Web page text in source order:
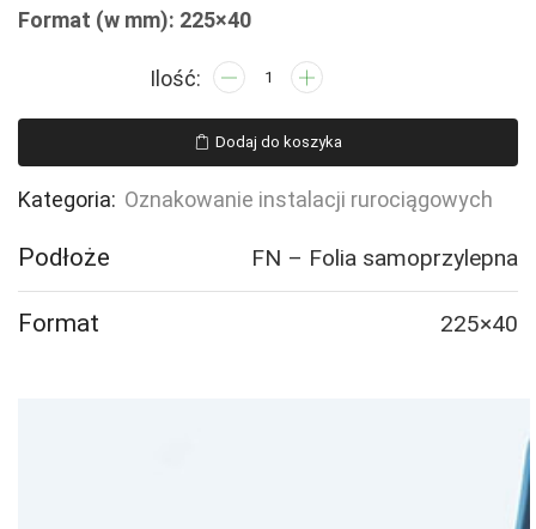
Format (w mm): 225×40
ilość
PRZEWÓD
POWROTNY
-
naklejek
Dodaj do koszyka
Kategoria: Oznakowanie instalacji rurociągowych
Podłoże FN – Folia samoprzylepna
Format 225×40